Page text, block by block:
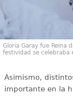
Gloria Garay fue Reina
festividad se celebraba
Asimismo,
importante en la